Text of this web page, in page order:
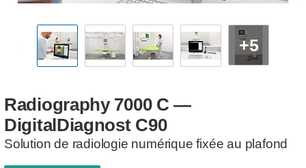
+5
Radiography 7000 C —
DigitalDiagnost C90
Solution de radiologie numérique fixée au plafond